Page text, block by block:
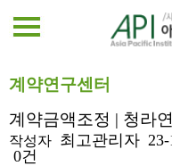
계약연구센터
계약금액조정 | 청라
작성자 최고관리자
0건